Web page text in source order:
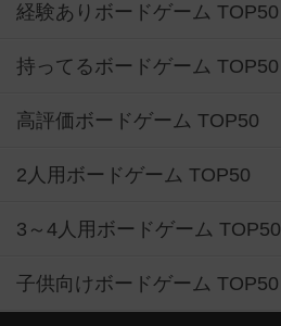
経験ありボードゲーム TOP50
持ってるボードゲーム TOP50
高評価ボードゲーム TOP50
2人用ボードゲーム TOP50
3～4人用ボードゲーム TOP50
子供向けボードゲーム TOP50